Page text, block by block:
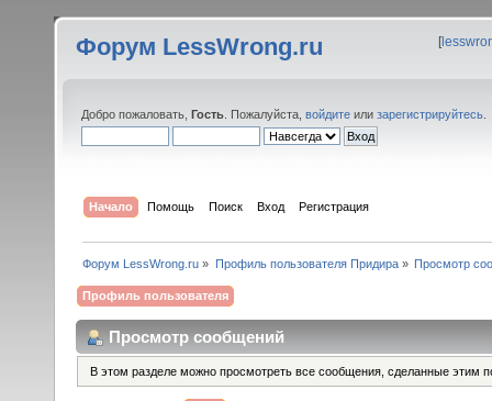
Форум LessWrong.ru [
Добро пожаловать, Гость . Пожалуйста, войдите или зарегистрируйтесь
Начало Помощь Поиск Вход Регистрация
Форум LessWrong.ru » Профиль пользователя Придира» Просмотр
Профиль пользователя
Просмотр сообщений
В этом разделе можно просмотреть все сообщения, сделанные этим